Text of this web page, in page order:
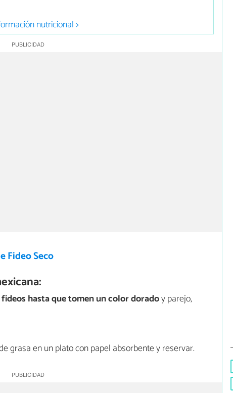
nutricional >
Fideo Seco
hasta que tomen un color doradoy parejo,
grasa en un plato con papel absorbente y reservar.